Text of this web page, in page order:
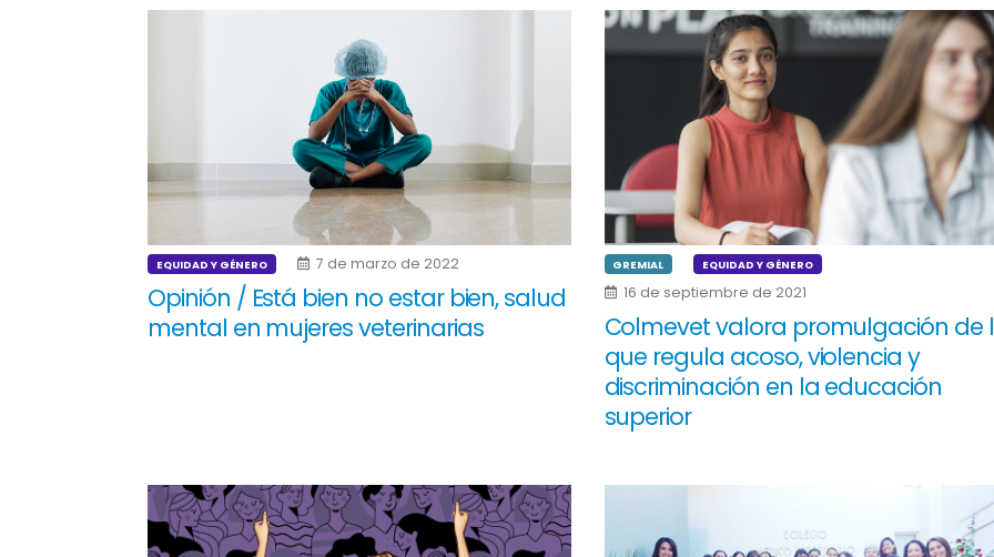
EQUIDAD Y GÉNERO 7 de marzo de 2022
Opinión / Está bien no estar bien, salud
mental en mujeres veterinarias
GREMIAL EQUIDAD Y GÉNERO
16 de septiembre de 2021
Colmevet valora promulgación de
que regula acoso, violencia y
discriminación en la educación
superior